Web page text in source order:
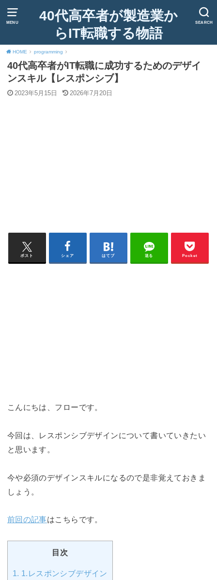
MENU SEARCH
40代高卒者が製造業か
らIT転職する物語
HOME programming
40代高卒者がIT転職に成功するためのデザイ
ンスキル【レスポンシブ】
2023年5月15日 2026年7月20日
ポスト シェア はてブ 送る Pocket
こんにちは、フローです。
今回は、レスポンシブデザインについて書いていきたい
と思います。
今や必須のデザインスキルになるので是非覚えておきま
しょう。
前回の記事はこちらです。
目次
1. 1.レスポンシブデザイン